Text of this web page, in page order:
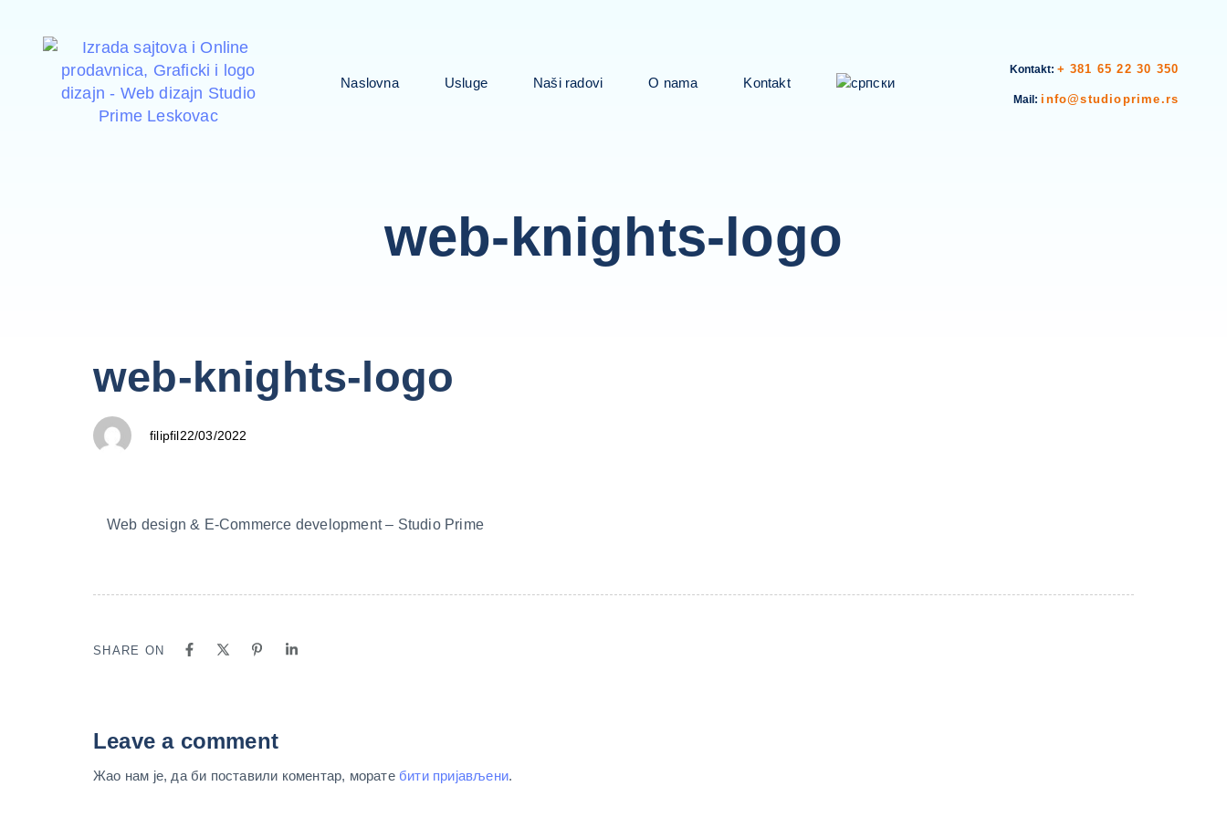
Naslovna Usluge Naši radovi O nama Kontakt
Kontakt: + 381 65 22 30 350
Mail:info@studioprime.rs
web-knights-logo
IN:
web-knights-logo
filipfil
on:
22/03/2022
Web design & E-Commerce development – Studio Prime
SHARE ON
Leave a comment
Жао нам је, да би поставили коментар, морате бити пријављени.